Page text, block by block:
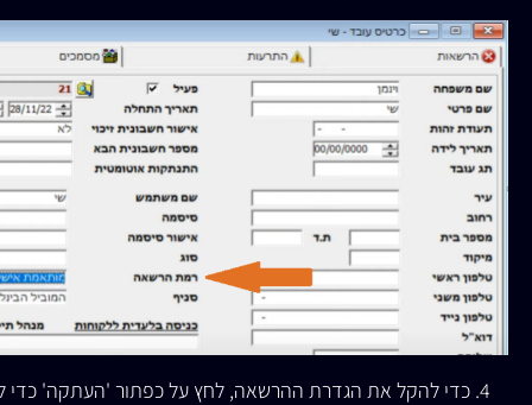
כדי להקל את הגדרת ההרשאה, לחץ על כפתור 'העתקה' כדי